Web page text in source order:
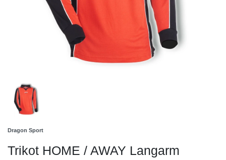
Dragon Sport
Trikot HOME / AWAY Langarm